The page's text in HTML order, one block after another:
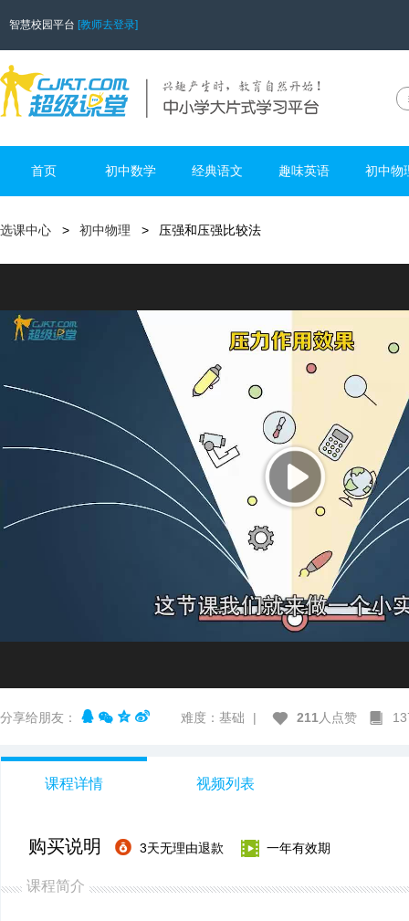
智慧校园平台 [教师去登录]
首页 初中数学 经典语文 趣味英语 初中物
选课中心 初中物理 压强和压强比较法
分享给朋友： 难度：基础 | 211 人点赞
课程详情 视频列表
购买说明 3天无理由退款 一年有效期
课程简介